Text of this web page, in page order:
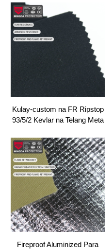
sa PPE Clothing & Industrial
Workwear
Kulay-custom na FR Ripstop
93/5/2 Kevlar na Telang Meta
Aramid/Antistatic na
Pinaghalo para sa Kasuotan
ng Bombero
Fireproof Aluminized Para